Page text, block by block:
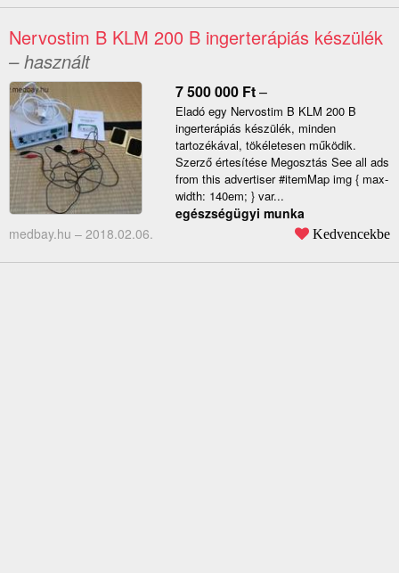
Nervostim B KLM 200 B ingerterápiás készülék
– használt
7 500 000 Ft–
Eladó egy Nervostim B KLM 200 B
ingerterápiás készülék, minden
tartozékával, tökéletesen működik.
Szerző értesítése Megosztás See all ads
from this advertiser #itemMap img { max-
width: 140em; } var...
egészségügyi munka
medbay.hu – 2018.02.06. Kedvencekbe